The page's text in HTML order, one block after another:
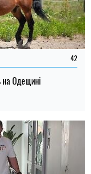
42
на Одещині